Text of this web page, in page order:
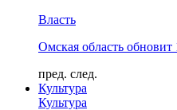
Власть
Омская область
пред. след.
Культура
Культура